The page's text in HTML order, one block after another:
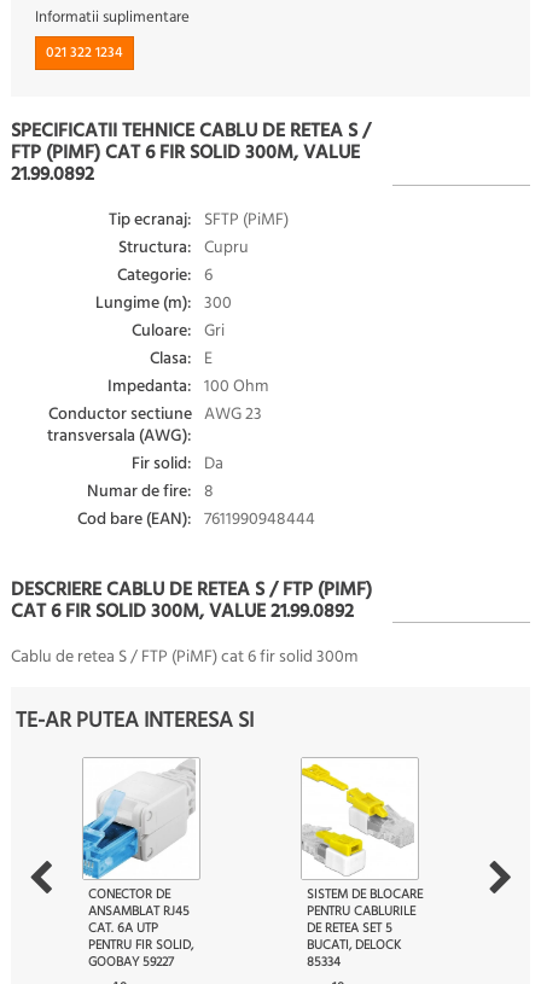
Informatii suplimentare
021 322 1234
SPECIFICATII TEHNICE CABLU DE RETEA S /
FTP (PIMF) CAT 6 FIR SOLID 300M, VALUE
21.99.0892
Tip ecranaj: SFTP (PiMF)
Structura: Cupru
Categorie: 6
Lungime (m): 300
Culoare: Gri
Clasa: E
Impedanta: 100 Ohm
Conductor sectiune
transversala (AWG):
AWG 23
Fir solid: Da
Numar de fire: 8
Cod bare (EAN): 7611990948444
DESCRIERE CABLU DE RETEA S / FTP (PIMF)
CAT 6 FIR SOLID 300M, VALUE 21.99.0892
Cablu de retea S / FTP (PiMF) cat 6 fir solid 300m
TE-AR PUTEA INTERESA SI
CONECTOR DE
ANSAMBLAT RJ45
CAT. 6A UTP
PENTRU FIR SOLID,
GOOBAY 59227
SISTEM DE BLOCARE
PENTRU CABLURILE
DE RETEA SET 5
BUCATI, DELOCK
85334